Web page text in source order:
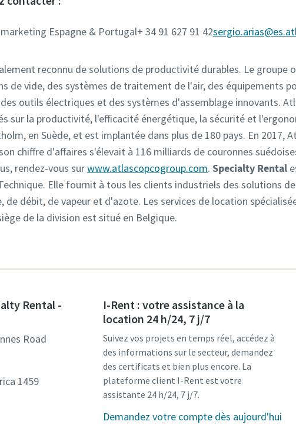
Espagne & Portugal+ 34 91 627 91 42
reconnu de solutions de productivité durables. Le groupe
de vide, des systèmes de traitement de l'air, des équipements
outils électriques et des systèmes d'assemblage innovants.
sur la productivité, l'efficacité énergétique, la sécurité et
en Suède, et est implantée dans plus de 180 pays. En 2017,
chiffre d'affaires s'élevait à 116 milliards de couronnes
rendez-vous surwww.atlascopcogroup.com. Specialty Rental
Elle fournit à tous les clients industriels des solutions
débit, de vapeur et d'azote. Les services de location
de la division est situé en Belgique.
Rental -
Road
1459
I-Rent : votre assistance à la
location 24 h/24, 7 j/7
Suivez vos projets en temps réel, accédez à
des informations sur le secteur, demandez
des certificats et bien plus encore. La
plateforme client I-Rent est votre
assistante 24 h/24, 7 j/7.
Demandez votre compte dès aujourd'hui